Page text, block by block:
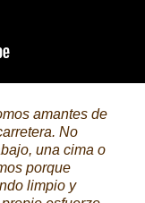
amantes de
No
una cima o
porque
limpio y